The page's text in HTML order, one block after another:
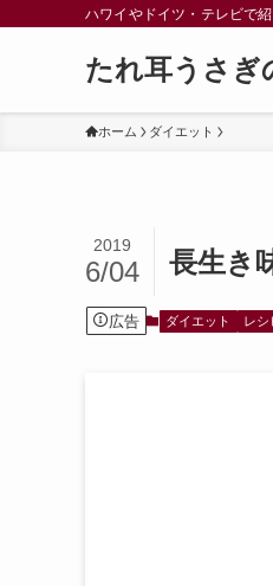
ハワイやドイツ・テレビで
たれ耳うさぎ
ホーム ダイエット
長生き
2019
6/04
広告 ダイエット レシ